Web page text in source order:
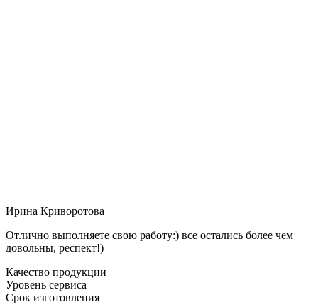
Ирина Криворотова
Отлично выполняете свою работу:) все остались более чем
довольны, респект!)
Качество продукции
Уровень сервиса
Срок изготовления